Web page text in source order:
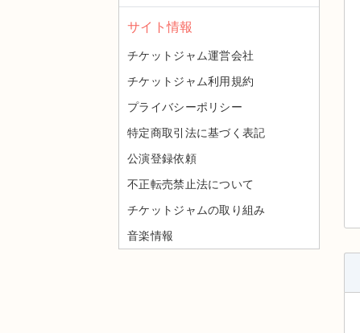
サイト情報
チケットジャム運営会社
チケットジャム利用規約
プライバシーポリシー
特定商取引法に基づく表記
公演登録依頼
不正転売禁止法について
チケットジャムの取り組み
音楽情報